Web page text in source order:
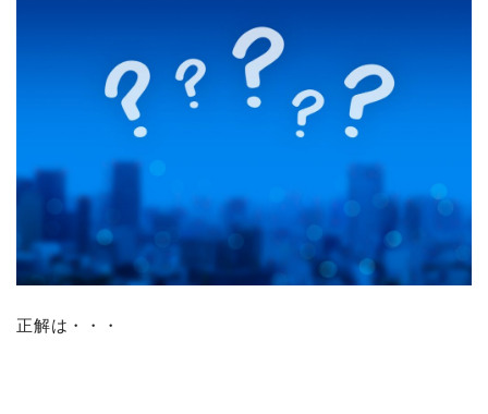
正解は・・・